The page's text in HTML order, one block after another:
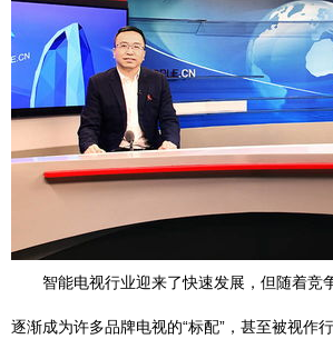
智能电视行业迎来了快速发展，但随着竞
逐渐成为许多品牌电视的“标配”，甚至被视作